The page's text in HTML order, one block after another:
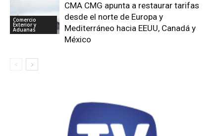
Comercio
Exterior y
Aduanas
CMA CMG apunta a restaurar tarifas
desde el norte de Europa y
Mediterráneo hacia EEUU, Canadá y
México